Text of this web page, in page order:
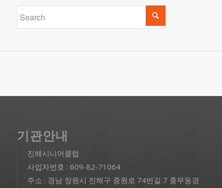
기관안내
진해시니어클럽
사업자번호 : 609-82-71064
주소 : 경남 창원시 진해구 중원로 74번길 7 충무동경